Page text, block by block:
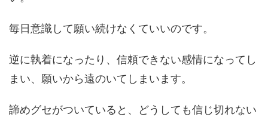
毎日意識して願い続けなくていいのです。
逆に執着になったり、信頼できない感情になってし
まい、願いから遠のいてしまいます。
諦めグセがついていると、どうしても信じ切れない